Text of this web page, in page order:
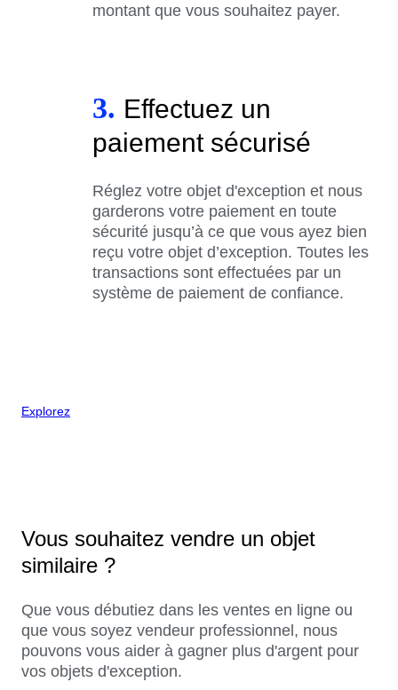
montant que vous souhaitez payer.
3. Effectuez un
paiement sécurisé
Réglez votre objet d'exception et nous
garderons votre paiement en toute
sécurité jusqu’à ce que vous ayez bien
reçu votre objet d’exception. Toutes les
transactions sont effectuées par un
système de paiement de confiance.
Explorez
Vous souhaitez vendre un objet
similaire ?
Que vous débutiez dans les ventes en ligne ou
que vous soyez vendeur professionnel, nous
pouvons vous aider à gagner plus d'argent pour
vos objets d'exception.